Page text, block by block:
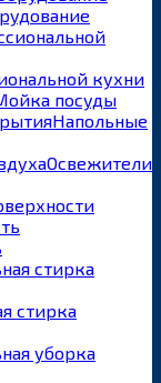
кухни
посуды
Напольные
Освежители
стирка